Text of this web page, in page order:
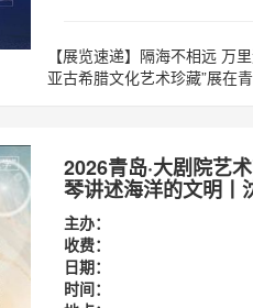
【展览速递】隔海不相远
亚古希腊文化艺术珍藏”展在
2026青岛·大剧院艺
琴讲述海洋的文明丨
主办：
收费：
日期：
时间：